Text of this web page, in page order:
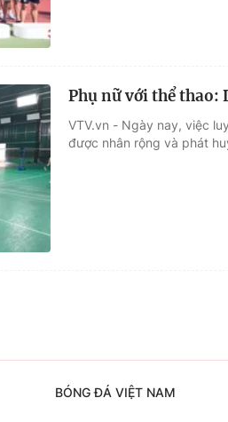
Phụ nữ với thể thao:
VTV.vn - Ngày nay, việc
được nhân rộng và phát
BÓNG ĐÁ VIỆT NAM